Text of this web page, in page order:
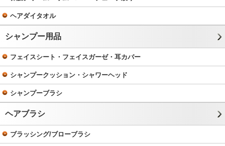
ヘアダイタオル
シャンプー用品
フェイスシート・フェイスガーゼ・耳カバー
シャンプークッション・シャワーヘッド
シャンプーブラシ
ヘアブラシ
ブラッシング/ブローブラシ